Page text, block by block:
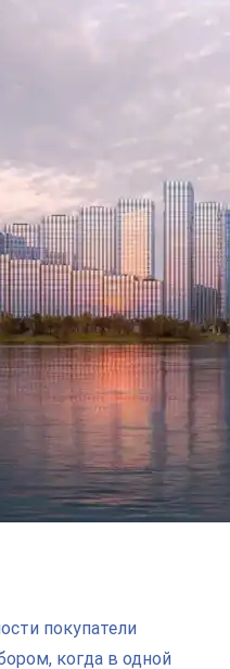
покупатели
когда в одной